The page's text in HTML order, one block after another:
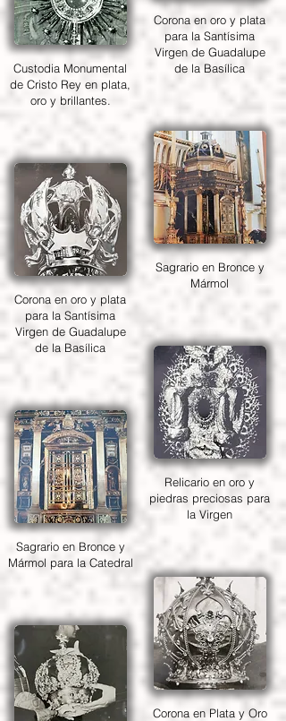
Custodia Monumental
de Cristo Rey en plata,
oro y brillantes.
Corona en oro y plata
para la Santísima
Virgen de Guadalupe
de la Basílica
Sagrario en Bronce y
Mármol para la Catedral
Corona en oro y plata
para la Santísima
Virgen de Guadalupe
de la Basílica
Sagrario en Bronce y
Mármol
Relicario en oro y
piedras preciosas para
la Virgen
Corona en Plata y Oro